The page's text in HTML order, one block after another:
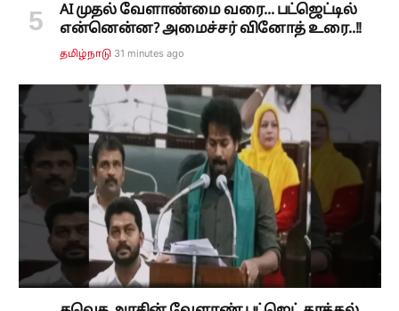
AI முதல் வேளாண்மை வரை... பட்ஜெட்டில்
என்னென்ன? அமைச்சர் வினோத் உரை..!!
தமிழ்நாடு 31 minutes ago